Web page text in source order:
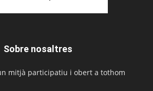
Sobre nosaltres
mitjà participatiu i obert a tothom